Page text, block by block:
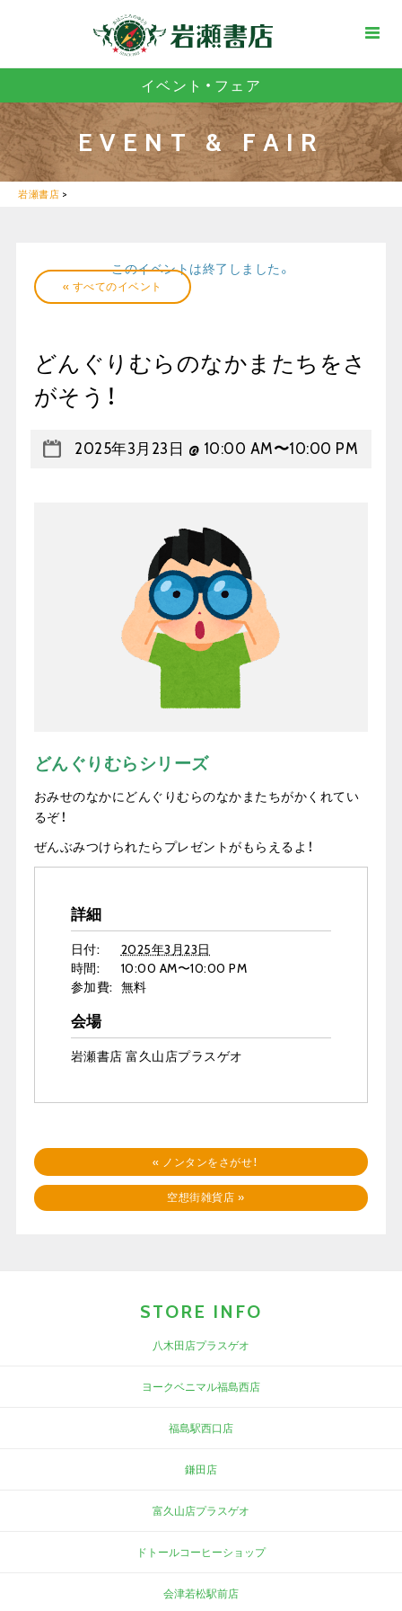
イベント・フェア
EVENT & FAIR
岩瀬書店 >
« すべてのイベント
このイベントは終了しました。
どんぐりむらのなかまたちをさ
がそう！
2025年3月23日 @ 10:00 AM〜10:00 PM
どんぐりむらシリーズ
おみせのなかにどんぐりむらのなかまたちがかくれてい
るぞ！
ぜんぶみつけられたらプレゼントがもらえるよ！
詳細
日付:
2025年3月23日
時間:
10:00 AM〜10:00 PM
参加費: 無料
会場
岩瀬書店 富久山店プラスゲオ
« ノンタンをさがせ！
空想街雑貨店 »
STORE INFO
八木田店プラスゲオ
ヨークベニマル福島西店
福島駅西口店
鎌田店
富久山店プラスゲオ
ドトールコーヒーショップ
会津若松駅前店